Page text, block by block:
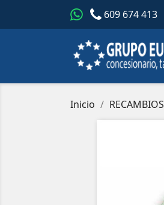
609 674 413
Inicio RECAMBIOS